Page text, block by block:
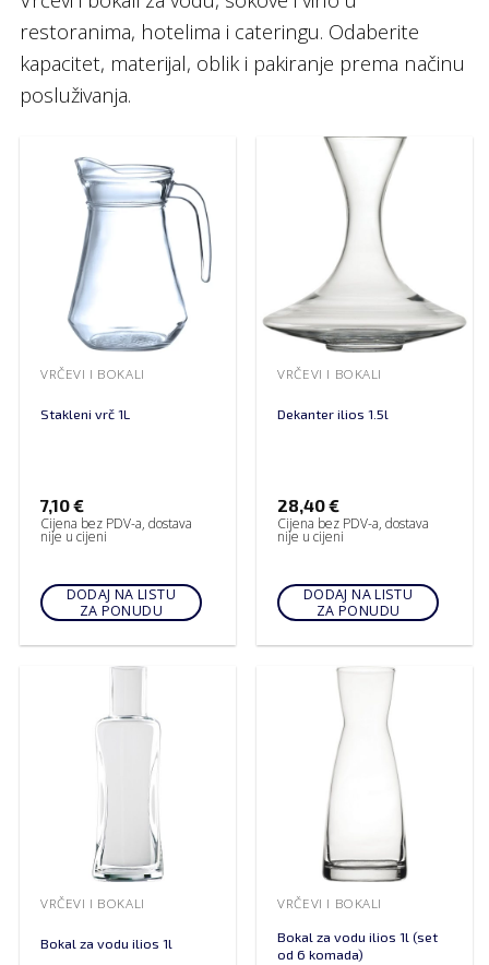
restoranima, hotelima i cateringu. Odaberite
kapacitet, materijal, oblik i pakiranje prema načinu
posluživanja.
VRČEVI I BOKALI
Stakleni vrč 1L
7,10€
Cijena bez PDV-a, dostava
nije u cijeni
DODAJ NA LISTU
ZA PONUDU
VRČEVI I BOKALI
Dekanter ilios 1.5l
28,40€
Cijena bez PDV-a, dostava
nije u cijeni
DODAJ NA LISTU
ZA PONUDU
VRČEVI I BOKALI
Bokal za vodu ilios 1l
VRČEVI I BOKALI
Bokal za vodu ilios 1l (set
od 6 komada)